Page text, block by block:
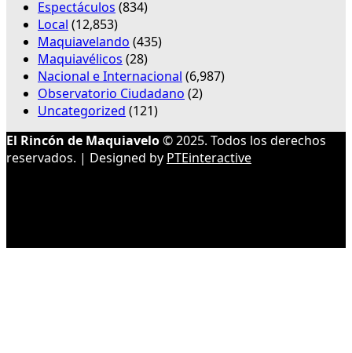
Espectáculos (834)
Local (12,853)
Maquiavelando (435)
Maquiavélicos (28)
Nacional e Internacional (6,987)
Observatorio Ciudadano (2)
Uncategorized (121)
El Rincón de Maquiavelo© 2025. Todos los derechos
reservados. | Designed by PTEinteractive